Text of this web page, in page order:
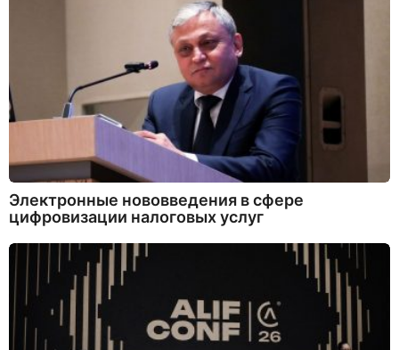
Электронные нововведения в сфере
цифровизации налоговых услуг